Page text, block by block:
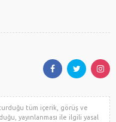
tüm içerik, görüş ve
yayınlanması ile ilgili yasal